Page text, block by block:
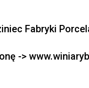
Fabryki
->